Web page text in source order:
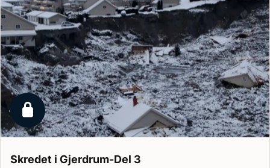
Låst reportage
Skredet i Gjerdrum-Del 3